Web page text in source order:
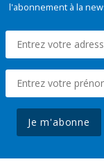
l'abonnement à la
Je m'abonne